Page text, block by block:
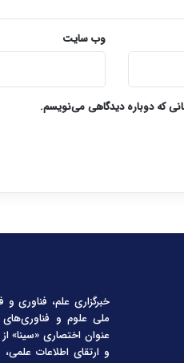
وب‌ سایت
که دوباره دیدگاهی می‌نویسم.
خبرگزاری علم، فناوری
ملی علوم و
و ارتقای اطلاعات